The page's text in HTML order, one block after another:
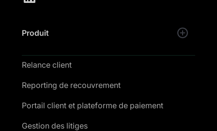
Produit
Relance client
Reporting de recouvrement
Portail client et plateforme de paiement
Gestion des litiges